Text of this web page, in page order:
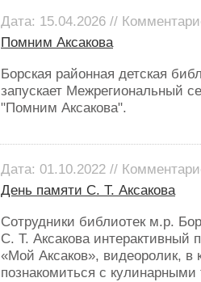
Дата: 15.04.2026 //
Помним Аксакова
Борская районная детская
запускает Межрегиональный
"Помним Аксакова".
Дата: 01.10.2022 //
День памяти С. Т. Аксакова
Сотрудники библиотек м.р.
С. Т. Аксакова интерактивный
«Мой Аксаков», видеоролик, в
познакомиться с